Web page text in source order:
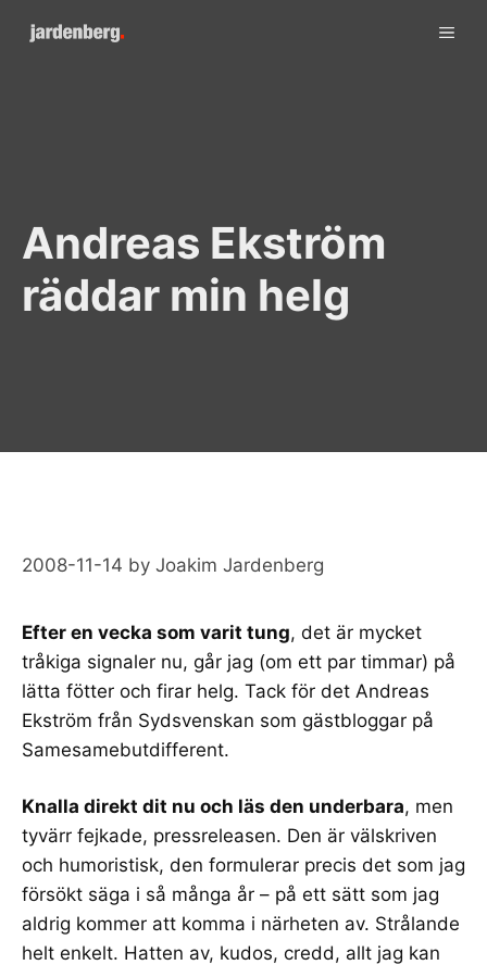
Andreas Ekström
räddar min helg
2008-11-14 by Joakim Jardenberg
Efter en vecka som varit tung, det är mycket
tråkiga signaler nu, går jag (om ett par timmar) på
lätta fötter och firar helg. Tack för det Andreas
Ekström från Sydsvenskan som gästbloggar på
Samesamebutdifferent.
Knalla direkt dit nu och läs den underbara, men
tyvärr fejkade, pressreleasen. Den är välskriven
och humoristisk, den formulerar precis det som jag
försökt säga i så många år – på ett sätt som jag
aldrig kommer att komma i närheten av. Strålande
helt enkelt. Hatten av, kudos, credd, allt jag kan